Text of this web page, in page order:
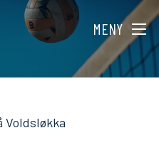
MENY
Voldsløkka